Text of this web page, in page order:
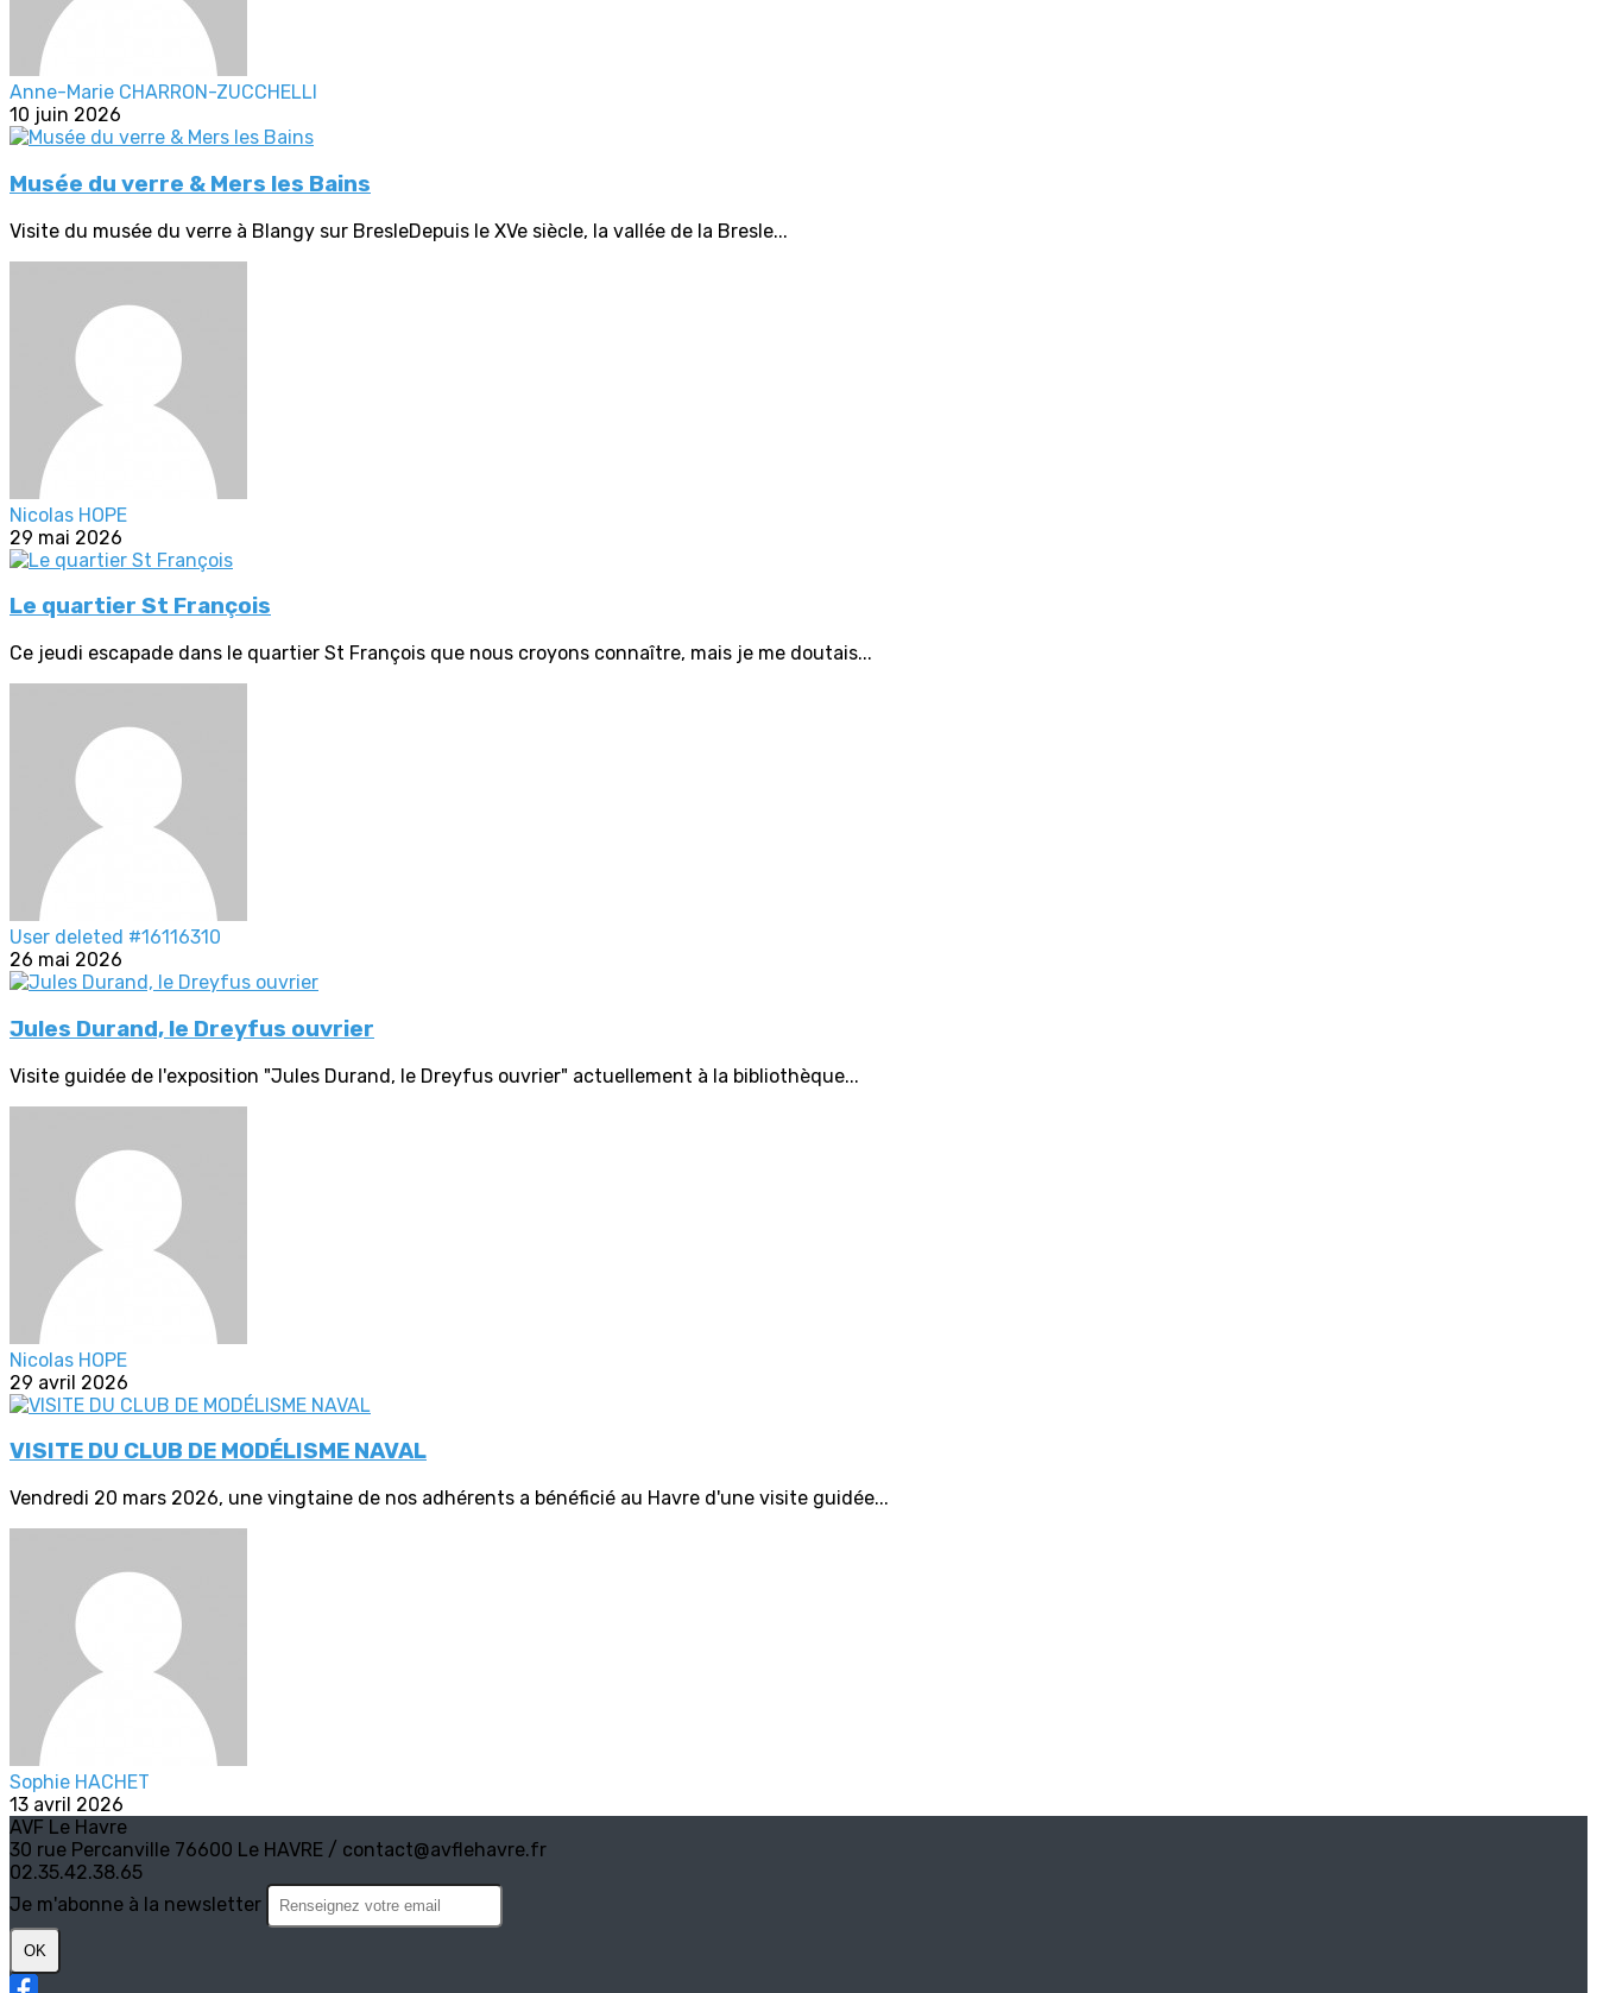
Anne-Marie CHARRON-ZUCCHELLI
10 juin 2026
Musée du verre & Mers les Bains
Visite du musée du verre à Blangy sur BresleDepuis le XVe siècle, la vallée de la Bresle...
Nicolas HOPE
29 mai 2026
Le quartier St François
Ce jeudi escapade dans le quartier St François que nous croyons connaître, mais je me doutais...
User deleted #16116310
26 mai 2026
Jules Durand, le Dreyfus ouvrier
Visite guidée de l'exposition "Jules Durand, le Dreyfus ouvrier" actuellement à la bibliothèque...
Nicolas HOPE
29 avril 2026
VISITE DU CLUB DE MODÉLISME NAVAL
Vendredi 20 mars 2026, une vingtaine de nos adhérents a bénéficié au Havre d'une visite guidée...
Sophie HACHET
13 avril 2026
AVF Le Havre
30 rue Percanville 76600 Le HAVRE / contact@avflehavre.fr
02.35.42.38.65
Je m'abonne à la newsletter
OK